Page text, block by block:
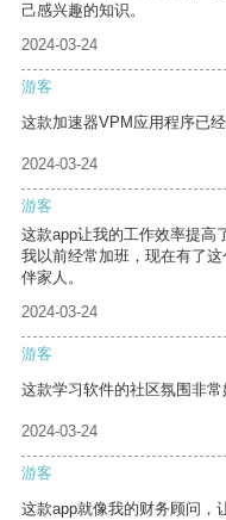
己感兴趣的知识。
2024-03-24
游客
这款加速器VPM应用程序已
2024-03-24
游客
这款app让我的工作效率提高
我以前经常加班，现在有了
伴家人。
2024-03-24
游客
这款学习软件的社区氛围非常
2024-03-24
游客
这款app就像我的财务顾问，